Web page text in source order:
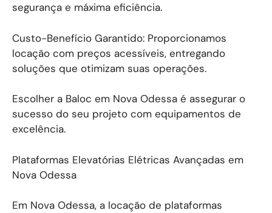
segurança e máxima eficiência.
Custo-Benefício Garantido: Proporcionamos
locação com preços acessíveis, entregando
soluções que otimizam suas operações.
Escolher a Baloc em Nova Odessa é assegurar o
sucesso do seu projeto com equipamentos de
excelência.
Plataformas Elevatórias Elétricas Avançadas em
Nova Odessa
Em Nova Odessa, a locação de plataformas